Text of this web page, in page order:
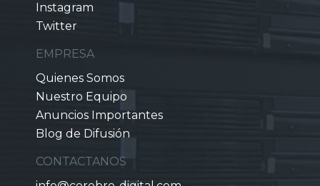
Instagram
Twitter
EMPRESA
Quienes Somos
Nuestro Equipo
Anuncios Importantes
Blog de Difusión
CONTACTANOS